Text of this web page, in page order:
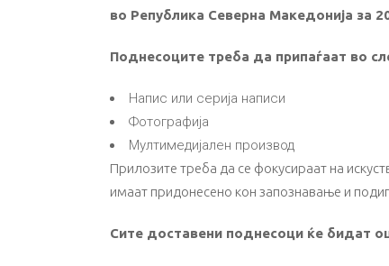
во Република Северна Македонија за
Поднесоците треба да припаѓаат во
Напис или серија написи
Фотографија
Мултимедијален производ
Прилозите треба да се фокусираат на
имаат придонесено кон запознавање и
Сите доставени поднесоци ќе бидат